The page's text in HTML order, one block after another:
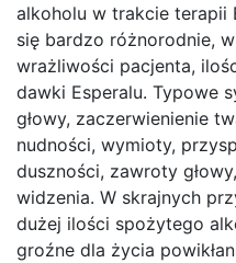
alkoholu w trakcie terapii
się bardzo różnorodnie,
wrażliwości pacjenta,
dawki Esperalu. Typowe
głowy, zaczerwienienie
nudności, wymioty,
duszności, zawroty
widzenia. W skrajnych
dużej ilości spożytego
groźne dla życia